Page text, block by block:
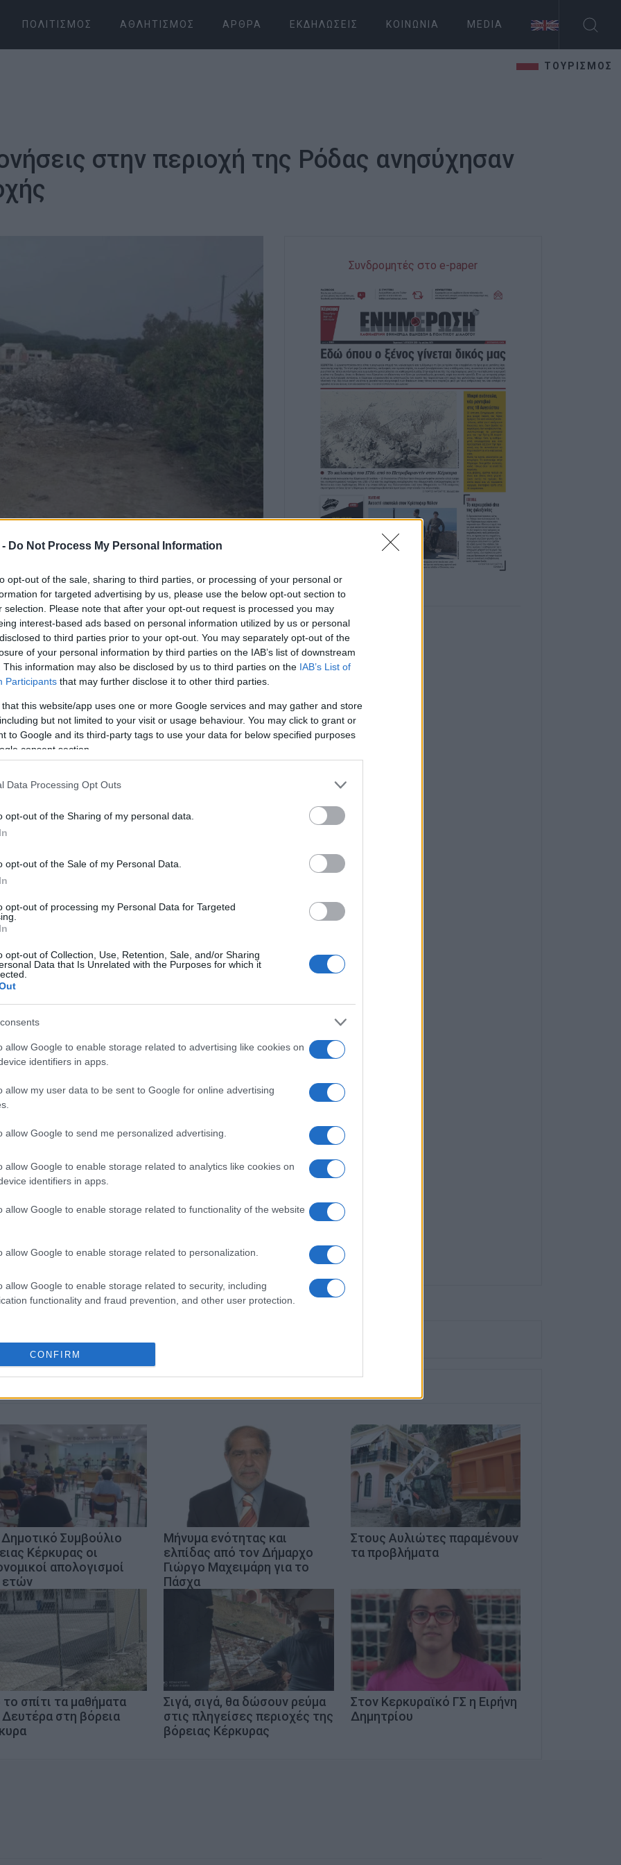
Do Not Process My Personal Information
opt-out of the sale, sharing to third parties, or processing of your personal or
for targeted advertising by us, please use the below opt-out section to
selection. Please note that after your opt-out request is processed you may
interest-based ads based on personal information utilized by us or personal
to third parties prior to your opt-out. You may separately opt-out of the
of your personal information by third parties on the IAB’s list of downstream
This information may also be disclosed by us to third parties on the IAB’s List of
Participants that may further disclose it to other third parties.
that this website/app uses one or more Google services and may gather and store
but not limited to your visit or usage behaviour. You may click to grant or
to Google and its third-party tags to use your data for below specified purposes
consent section.
Data Processing Opt Outs
opt-out of the Sharing of my personal data.
opt-out of the Sale of my Personal Data.
opt-out of processing my Personal Data for Targeted
opt-out of Collection, Use, Retention, Sale, and/or Sharing
Data that Is Unrelated with the Purposes for which it
allow Google to enable storage related to advertising like cookies on
identifiers in apps.
allow my user data to be sent to Google for online advertising
allow Google to send me personalized advertising.
allow Google to enable storage related to analytics like cookies on
identifiers in apps.
allow Google to enable storage related to functionality of the website
allow Google to enable storage related to personalization.
allow Google to enable storage related to security, including
functionality and fraud prevention, and other user protection.
CONFIRM
ΠΟΛΙΤΙΣΜΌΣ ΑΘΛΗΤΙΣΜΌΣ ΆΡΘΡΑ ΕΚΔΗΛΏΣΕΙΣ ΚΟΙΝΩΝΊΑ MEDIA
ΤΟΥΡΙΣΜΟΣ
στην περιοχή της Ρόδας ανησύχησαν
δεν οφείλονται σε κατεδάφιση
χώρους του ξενοδοχείου.
περιοχή της Ρόδας, που λάβαμε το πρωί του
θόρυβοι, σαν σεισμικές δονήσεις.
και του παραλιακού οικισμού Ρόδας, Μάκη
παλιού ξενοδοχείου «Ειρήνη», το οποίο
σε κατεδάφιση οικημάτων που βρίσκονται
σύμφωνα με τον κ. Νικοκάβουρα, οι εργασίες
θόρυβοι συνεχίστηκαν να ακούγονται και
δημόσιες σχέσεις, το ελεύθερο και το
Facebook
Συνδρομητές στο e-paper
Συμβούλιο
Κέρκυρας οι
απολογισμοί
ετών
Μήνυμα ενότητας και
ελπίδας από τον Δήμαρχο
Γιώργο Μαχειμάρη για το
Πάσχα
Στους Αυλιώτες παραμένουν
τα προβλήματα
σπίτι τα μαθήματα
στη βόρεια
Σιγά, σιγά, θα δώσουν ρεύμα
στις πληγείσες περιοχές της
βόρειας Κέρκυρας
Στον Κερκυραϊκό ΓΣ η Ειρήνη
Δημητρίου